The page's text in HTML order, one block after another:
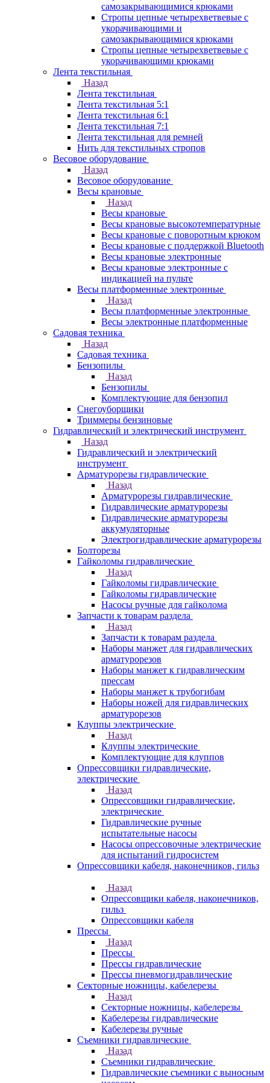
самозакрывающимися крюками
Стропы цепные четырехветвевые с
укорачивающими и
самозакрывающимися крюками
Стропы цепные четырехветвевые с
укорачивающими крюками
Лента текстильная
Назад
Лента текстильная
Лента текстильная 5:1
Лента текстильная 6:1
Лента текстильная 7:1
Лента текстильная для ремней
Нить для текстильных стропов
Весовое оборудование
Назад
Весовое оборудование
Весы крановые
Назад
Весы крановые
Весы крановые высокотемпературные
Весы крановые с поворотным крюком
Весы крановые с поддержкой Bluetooth
Весы крановые электронные
Весы крановые электронные с
индикацией на пульте
Весы платформенные электронные
Назад
Весы платформенные электронные
Весы электронные платформенные
Садовая техника
Назад
Садовая техника
Бензопилы
Назад
Бензопилы
Комплектующие для бензопил
Снегоуборщики
Триммеры бензиновые
Гидравлический и электрический инструмент
Назад
Гидравлический и электрический
инструмент
Арматурорезы гидравлические
Назад
Арматурорезы гидравлические
Гидравлические арматурорезы
Гидравлические арматурорезы
аккумуляторные
Электрогидравлические арматурорезы
Болторезы
Гайколомы гидравлические
Назад
Гайколомы гидравлические
Гайколомы гидравлические
Насосы ручные для гайколома
Запчасти к товарам раздела
Назад
Запчасти к товарам раздела
Наборы манжет для гидравлических
арматурорезов
Наборы манжет к гидравлическим
прессам
Наборы манжет к трубогибам
Наборы ножей для гидравлических
арматурорезов
Клуппы электрические
Назад
Клуппы электрические
Комплектующие для клуппов
Опрессовщики гидравлические,
электрические
Назад
Опрессовщики гидравлические,
электрические
Гидравлические ручные
испытательные насосы
Насосы опрессовочные электрические
для испытаний гидросистем
Опрессовщики кабеля, наконечников, гильз
Назад
Опрессовщики кабеля, наконечников,
гильз
Опрессовщики кабеля
Прессы
Назад
Прессы
Прессы гидравлические
Прессы пневмогидравлические
Секторные ножницы, кабелерезы
Назад
Секторные ножницы, кабелерезы
Кабелерезы гидравлические
Кабелерезы ручные
Съемники гидравлические
Назад
Съемники гидравлические
Гидравлические cъемники с выносным